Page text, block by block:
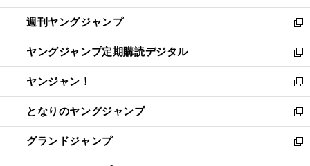
開
く
ウ
で
開
く
ン
ド
ウ
で
開
く
ウ
ィ
ン
ド
ウ
で
開
く
週刊ヤングジャンプ
新
し
い
ウ
ィ
ン
ド
ウ
で
開
ヤングジャンプ定期購読デジタル
新
し
い
ウ
ィ
ン
ド
ウ
ヤンジャン！
新
し
い
ウ
ィ
ン
となりのヤングジャンプ
新
し
い
ウ
グランドジャンプ
新
し